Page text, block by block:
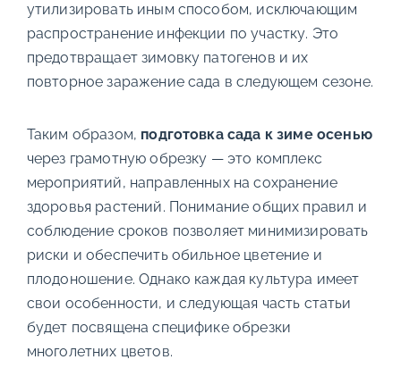
утилизировать иным способом, исключающим
распространение инфекции по участку. Это
предотвращает зимовку патогенов и их
повторное заражение сада в следующем сезоне.
Таким образом, подготовка сада к зиме осенью
через грамотную обрезку — это комплекс
мероприятий, направленных на сохранение
здоровья растений. Понимание общих правил и
соблюдение сроков позволяет минимизировать
риски и обеспечить обильное цветение и
плодоношение. Однако каждая культура имеет
свои особенности, и следующая часть статьи
будет посвящена специфике обрезки
многолетних цветов.